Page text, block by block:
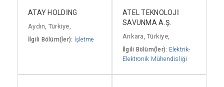
ATAY HOLDİNG
Aydın, Türkiye,
İlgili Bölüm(ler): İşletme
ATEL TEKNOLOJİ
SAVUNMA A.Ş.
Ankara, Türkiye,
İlgili Bölüm(ler): Elektrik-
Elektronik Mühendisliği